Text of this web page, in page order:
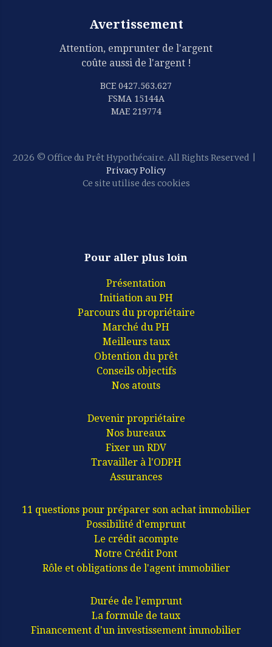
Avertissement
Attention, emprunter de l'argent
coûte aussi de l'argent !
BCE 0427.563.627
FSMA 15144A
MAE 219774
2026 © Office du Prêt Hypothécaire. All Rights Reserved
Privacy Policy
Ce site utilise des cookies
Pour aller plus loin
Présentation
Initiation au PH
Parcours du propriétaire
Marché du PH
Meilleurs taux
Obtention du prêt
Conseils objectifs
Nos atouts
Devenir propriétaire
Nos bureaux
Fixer un RDV
Travailler à l'ODPH
Assurances
11 questions pour préparer son achat immobilier
Possibilité d'emprunt
Le crédit acompte
Notre Crédit Pont
Rôle et obligations de l'agent immobilier
Durée de l'emprunt
La formule de taux
Financement d'un investissement immobilier